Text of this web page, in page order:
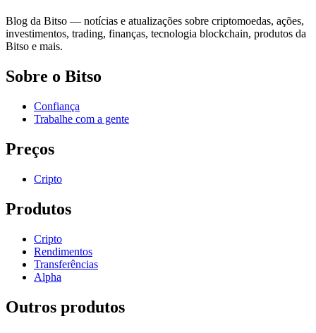
Blog da Bitso — notícias e atualizações sobre criptomoedas, ações,
investimentos, trading, finanças, tecnologia blockchain, produtos da
Bitso e mais.
Sobre o Bitso
Confiança
Trabalhe com a gente
Preços
Cripto
Produtos
Cripto
Rendimentos
Transferências
Alpha
Outros produtos